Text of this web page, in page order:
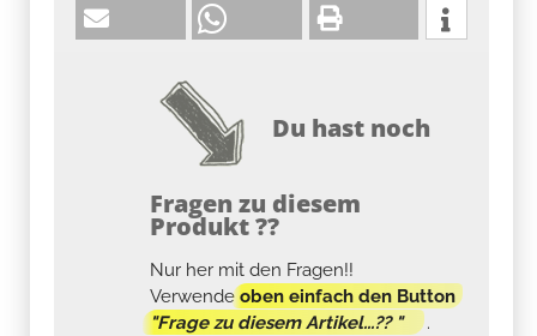
Du hast noch
Fragen zu diesem
Produkt ??
Nur her mit den Fragen!!
Verwendeoben einfach den Button
"Frage zu diesem Artikel...?? "
.